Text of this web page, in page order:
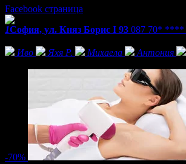
Facebook страница
1София, ул. Княз Борис I 93 087 70* ****
Иво
Яхя Р. Михаела Антония
-70%